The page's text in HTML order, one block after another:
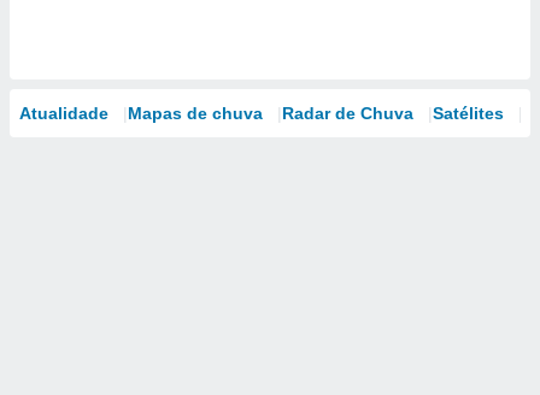
Atualidade Mapas de chuva Radar de Chuva Satélites